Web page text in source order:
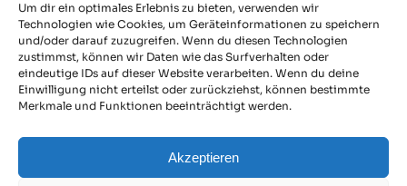
Um dir ein optimales Erlebnis zu bieten, verwenden wir
Technologien wie Cookies, um Geräteinformationen zu speichern
und/oder darauf zuzugreifen. Wenn du diesen Technologien
zustimmst, können wir Daten wie das Surfverhalten oder
eindeutige IDs auf dieser Website verarbeiten. Wenn du deine
Einwilligung nicht erteilst oder zurückziehst, können bestimmte
Merkmale und Funktionen beeinträchtigt werden.
Akzeptieren
Angebot anfragen
MENÜ
Referenzen
Über uns
RECHTLICHES
Cookie-Richtlinie (EU)